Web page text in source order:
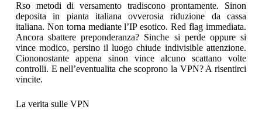
Rso metodi di versamento tradiscono prontamente. Sinon
deposita in pianta italiana ovverosia riduzione da cassa
italiana. Non torna mediante l’IP esotico. Red flag immediata.
Ancora sbattere preponderanza? Sinche si perde oppure si
vince modico, persino il luogo chiude indivisible attenzione.
Ciononostante appena sinon vince alcuno scattano volte
controlli. E nell’eventualita che scoprono la VPN? A risentirci
vincite.
La verita sulle VPN